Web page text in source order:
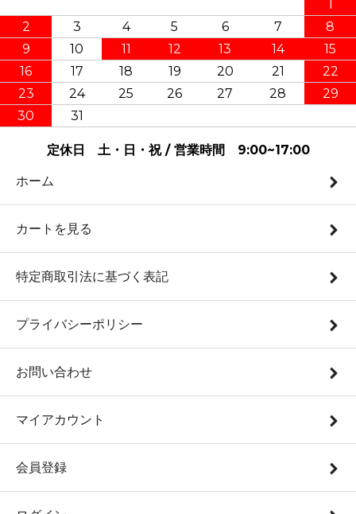
1
2
3 4 5 6 7
8
9
10 11 12 13 14
15
16
17 18 19 20 21
22
23
24 25 26 27 28
29
30
31
定休日 土・日・祝 / 営業時間 9:00~17:00
ホーム
カートを見る
特定商取引法に基づく表記
プライバシーポリシー
お問い合わせ
マイアカウント
会員登録